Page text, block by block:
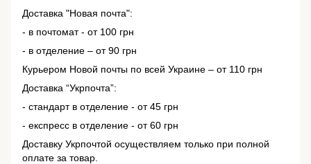
Доставка "Новая почта":
- в почтомат - от 100 грн
- в отделение – от 90 грн
Курьером Новой почты по всей Украине – от 110 грн
Доставка “Укрпочта”:
- стандарт в отделение - от 45 грн
- експресс в отделение - от 60 грн
Доставку Укрпочтой осуществляем только при полной
оплате за товар.